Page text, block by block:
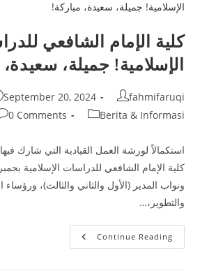
وخدمة
المجتمع
وسينتا
وجوجل
سكولار
كلية الإمام الشافعي
الإسلامية! جميلة،
Post
author:
fahmifaruqi
Post
published:
September 20, 2024
Post
Berita & Informasi
Post
0 Comments
استكمالاً لورشة العمل القيادية التي شارك
كلية الإمام الشافعي للدراسات الإسلامية
ونواب المدير (الأول والثاني والثالث)،
والتطوير،…
Continue Readingكلية
الإمام